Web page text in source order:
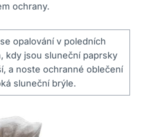
ochrany.
opalování v poledních
kdy jsou sluneční paprsky
a noste ochranné oblečení
sluneční brýle.